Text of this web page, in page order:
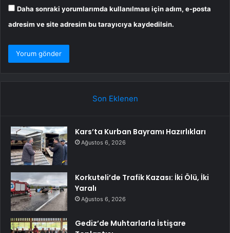
Daha sonraki yorumlarımda kullanılması için adım, e-posta
adresim ve site adresim bu tarayıcıya kaydedilsin.
Son Eklenen
Kars’ta Kurban Bayramı Hazırlıkları
Ağustos 6, 2026
Korkuteli’de Trafik Kazası: İki Ölü, İki
Yaralı
Ağustos 6, 2026
Gediz’de Muhtarlarla İstişare